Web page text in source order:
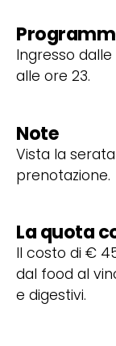
Ingresso
alle ore 23.
Note
Vista la
prenotazione.
La quota
Il costo di €
dal food al
e digestivi.